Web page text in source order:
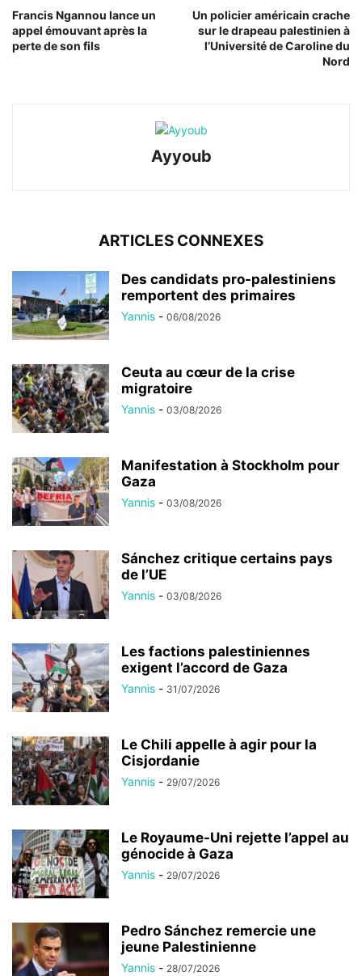
Francis Ngannou lance un
appel émouvant après la
perte de son fils
Un policier américain crache
sur le drapeau palestinien à
l’Université de Caroline du
Nord
Ayyoub
ARTICLES CONNEXES
Des candidats pro-palestiniens
remportent des primaires
Yannis - 06/08/2026
Ceuta au cœur de la crise
migratoire
Yannis - 03/08/2026
Manifestation à Stockholm pour
Gaza
Yannis - 03/08/2026
Sánchez critique certains pays
de l’UE
Yannis - 03/08/2026
Les factions palestiniennes
exigent l’accord de Gaza
Yannis - 31/07/2026
Le Chili appelle à agir pour la
Cisjordanie
Yannis - 29/07/2026
Le Royaume-Uni rejette l’appel au
génocide à Gaza
Yannis - 29/07/2026
Pedro Sánchez remercie une
jeune Palestinienne
Yannis - 28/07/2026